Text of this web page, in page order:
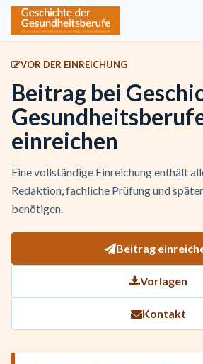
Zum Inhalt springen
VOR DER EINREICHUNG
Beitrag bei
einreichen
Eine vollständige Einreichung enthält
Redaktion, fachliche Prüfung und
benötigen.
Beitrag
Vorlagen
Kontakt